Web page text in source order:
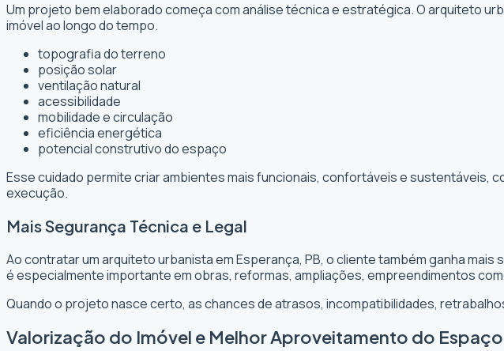
Um projeto bem elaborado começa com análise técnica e estratégica. O arquiteto
imóvel ao longo do tempo.
topografia do terreno
posição solar
ventilação natural
acessibilidade
mobilidade e circulação
eficiência energética
potencial construtivo do espaço
Esse cuidado permite criar ambientes mais funcionais, confortáveis e sustentáveis,
execução.
Mais Segurança Técnica e Legal
Ao contratar um arquiteto urbanista em Esperança, PB, o cliente também ganha
é especialmente importante em obras, reformas, ampliações, empreendimentos
Quando o projeto nasce certo, as chances de atrasos, incompatibilidades,
Valorização do Imóvel e Melhor Aproveitamento do